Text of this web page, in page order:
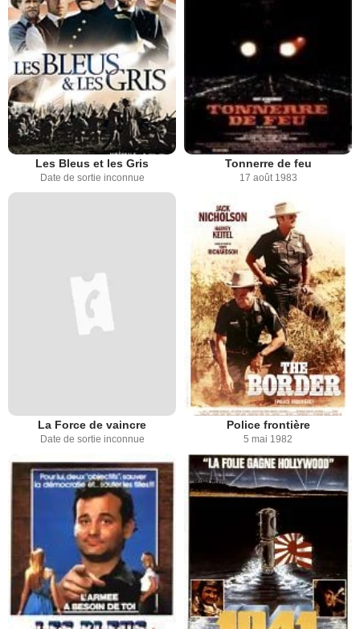
Les Bleus et les Gris
Date de sortie inconnue
Tonnerre de feu
17 août 1983
La Force de vaincre
Date de sortie inconnue
Police frontière
5 mai 1982